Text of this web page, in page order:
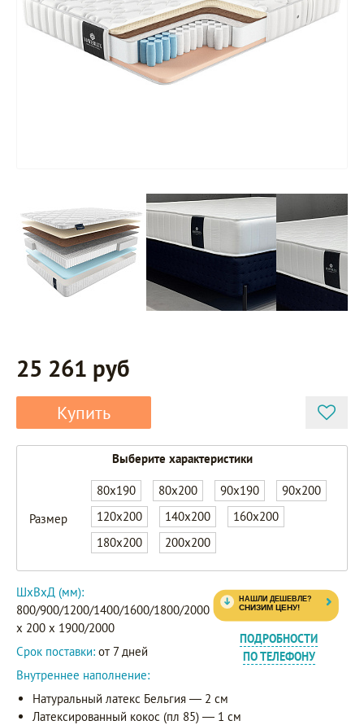
25 261 руб
Купить
Выберите характеристики
Размер
80x190 80x200 90x190
90x200
120x200
140x200
160x200
180x200
200x200
ПОДРОБНОСТИ
ПО ТЕЛЕФОНУ
ШxВxД (мм):
800/900/1200/1400/1600/1800/2000
x 200 x 1900/2000
Срок поставки: от 7 дней
Внутреннее наполнение:
Натуральный латекс Бельгия — 2 см
Латексированный кокос (пл 85) — 1 см